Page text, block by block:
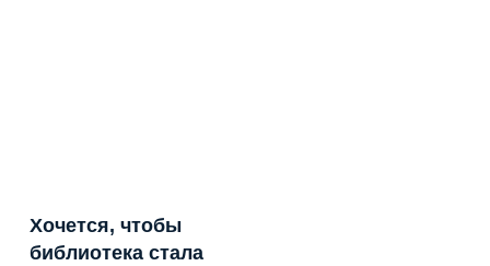
Хочется, чтобы
библиотека стала